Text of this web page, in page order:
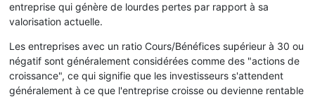
entreprise qui génère de lourdes pertes par rapport à sa
valorisation actuelle.
Les entreprises avec un ratio Cours/Bénéfices supérieur à 30 ou
négatif sont généralement considérées comme des "actions de
croissance", ce qui signifie que les investisseurs s'attendent
généralement à ce que l'entreprise croisse ou devienne rentable